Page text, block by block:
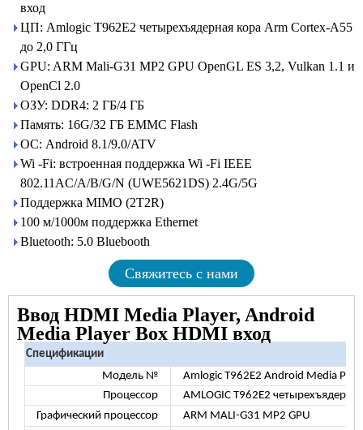
вход
ЦП: Amlogic T962E2 четырехъядерная кора Arm Cortex-A55
до 2,0 ГГц
GPU: ARM Mali-G31 MP2 GPU OpenGL ES 3,2, Vulkan 1.1 и
OpenCl 2.0
ОЗУ: DDR4: 2 ГБ/4 ГБ
Память: 16G/32 ГБ EMMC Flash
ОС: Android 8.1/9.0/ATV
Wi -Fi: встроенная поддержка Wi -Fi IEEE
802.11AC/A/B/G/N (UWE5621DS) 2.4G/5G
Поддержка MIMO (2T2R)
100 м/1000м поддержка Ethernet
Bluetooth: 5.0 Bluebooth
Свяжитесь с нами
Ввод HDMI Media Player, Android
Media Player Box HDMI вход
Спецификации
Модель №
Amlogic T962E2 Android Media
Процессор
AMLOGIC T962E2
Графический процессор
ARM MALI-G31 MP2 GPU